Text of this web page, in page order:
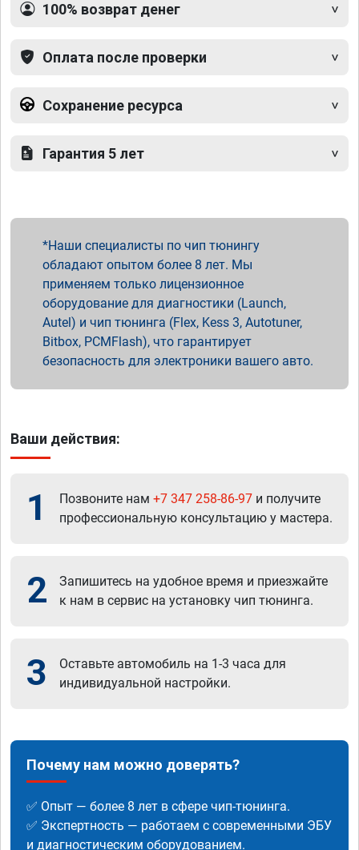
100% возврат денег
Оплата после проверки
Сохранение ресурса
Гарантия 5 лет
Наши специалисты по чип тюнингу
обладают опытом более 8 лет. Мы
применяем только лицензионное
оборудование для диагностики (Launch,
Autel) и чип тюнинга (Flex, Kess 3, Autotuner,
Bitbox, PCMFlash), что гарантирует
безопасность для электроники вашего авто.
Ваши действия:
1 Позвоните нам +7 347 258-86-97 и получите
профессиональную консультацию у мастера.
2
Запишитесь на удобное время и приезжайте
к нам в сервис на установку чип тюнинга.
3
Оставьте автомобиль на 1-3 часа для
индивидуальной настройки.
Почему нам можно доверять?
✅ Опыт — более 8 лет в сфере чип-тюнинга.
✅ Экспертность — работаем с современными ЭБУ
и диагностическим оборудованием.